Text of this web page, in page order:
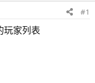
#1
玩家列表